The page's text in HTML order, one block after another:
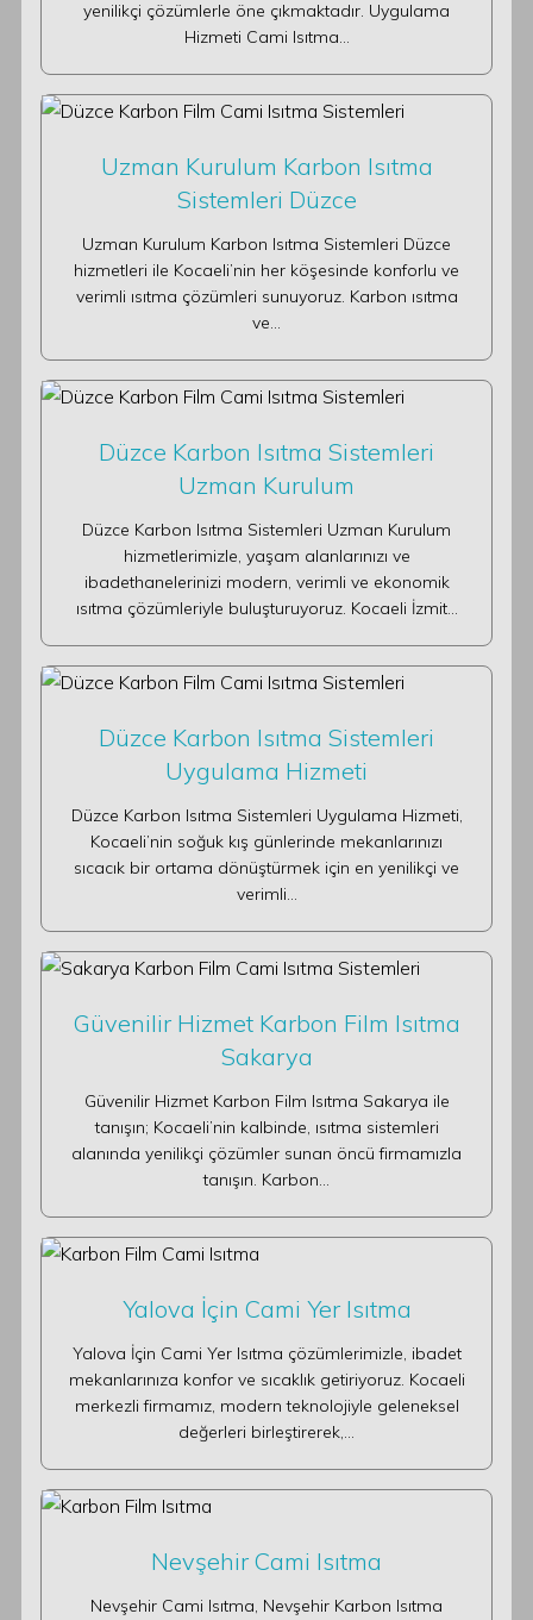
yenilikçi çözümlerle öne çıkmaktadır. Uygulama
Hizmeti Cami Isıtma…
Uzman Kurulum Karbon Isıtma
Sistemleri Düzce
Uzman Kurulum Karbon Isıtma Sistemleri Düzce
hizmetleri ile Kocaeli’nin her köşesinde konforlu ve
verimli ısıtma çözümleri sunuyoruz. Karbon ısıtma
ve…
Düzce Karbon Isıtma Sistemleri
Uzman Kurulum
Düzce Karbon Isıtma Sistemleri Uzman Kurulum
hizmetlerimizle, yaşam alanlarınızı ve
ibadethanelerinizi modern, verimli ve ekonomik
ısıtma çözümleriyle buluşturuyoruz. Kocaeli İzmit…
Düzce Karbon Isıtma Sistemleri
Uygulama Hizmeti
Düzce Karbon Isıtma Sistemleri Uygulama Hizmeti,
Kocaeli’nin soğuk kış günlerinde mekanlarınızı
sıcacık bir ortama dönüştürmek için en yenilikçi ve
verimli…
Güvenilir Hizmet Karbon Film Isıtma
Sakarya
Güvenilir Hizmet Karbon Film Isıtma Sakarya ile
tanışın; Kocaeli’nin kalbinde, ısıtma sistemleri
alanında yenilikçi çözümler sunan öncü firmamızla
tanışın. Karbon…
Yalova İçin Cami Yer Isıtma
Yalova İçin Cami Yer Isıtma çözümlerimizle, ibadet
mekanlarınıza konfor ve sıcaklık getiriyoruz. Kocaeli
merkezli firmamız, modern teknolojiyle geleneksel
değerleri birleştirerek,…
Nevşehir Cami Isıtma
Nevşehir Cami Isıtma, Nevşehir Karbon Isıtma